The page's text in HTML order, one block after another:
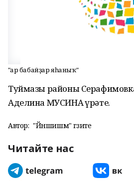
"Ҡар бабайҙар яһаныҡ"
Туймазы районы
Аделина МУСИНА һүрәте.
Автор: "Йәншишмә" гәзите
Читайте нас